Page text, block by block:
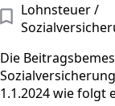
Lohnsteuer /
Die
1.1.2024 wie folgt